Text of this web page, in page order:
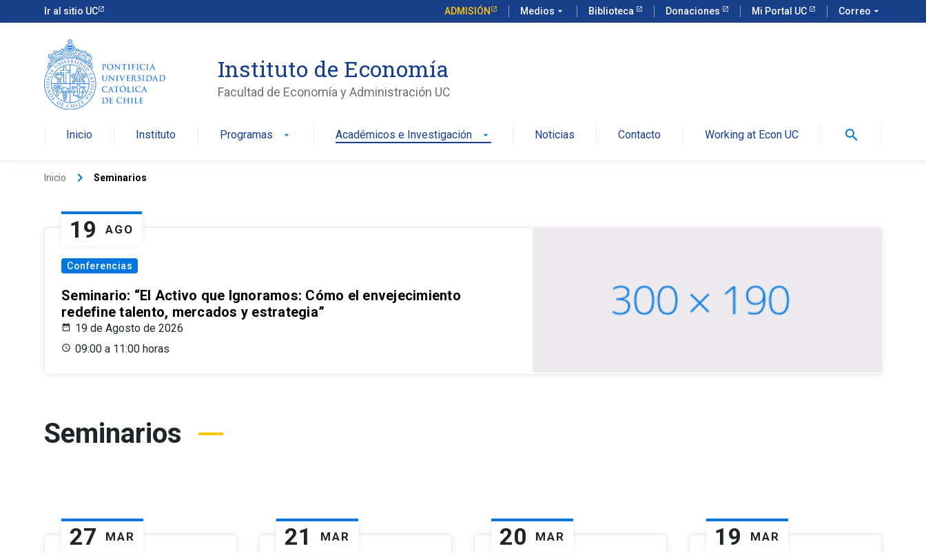
Ir al sitio UC ADMISIÓN Medios arrow_drop_down Biblioteca Donaciones Mi Portal UC Correo arrow_drop_down
Instituto de Economía
Facultad de Economía y Administración UC
Inicio Instituto Programas arrow_drop_down Académicos e Investigación arrow_drop_down Noticias Contacto Working at Econ UC search
Inicio keyboard_arrow_right Seminarios
19 AGO
Conferencias
Seminario: “El Activo que Ignoramos: Cómo el envejecimiento
redefine talento, mercados y estrategia”
19 de Agosto de 2026
09:00 a 11:00 horas
Seminarios
27 MAR 21 MAR 20 MAR 19 MAR